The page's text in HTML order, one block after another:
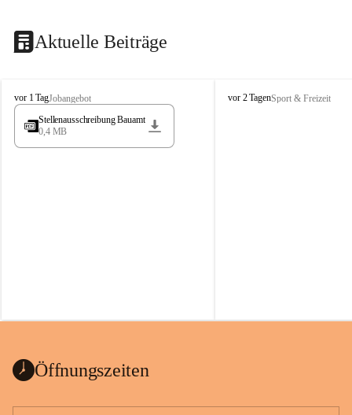
Aktuelle Beiträge
S
t
s
vor 1 TagJobangebot
Stellenausschreibung Bauamt
0,4 MB
S
vor 2 TagenSport & Freizeit
Öffnungszeiten